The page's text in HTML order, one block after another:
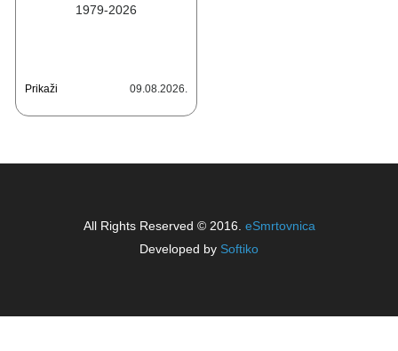
1979-2026
Prikaži 09.08.2026.
All Rights Reserved © 2016. eSmrtovnica
Developed by Softiko